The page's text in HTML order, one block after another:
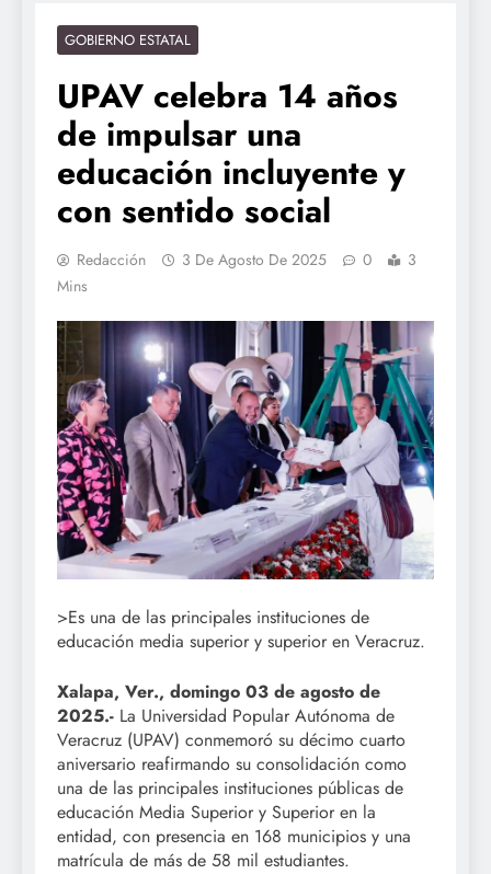
GOBIERNO ESTATAL
UPAV celebra 14 años
de impulsar una
educación incluyente y
con sentido social
Redacción 3 De Agosto De 2025 0
3
Mins
>Es una de las principales instituciones de
educación media superior y superior en Veracruz.
Xalapa, Ver., domingo 03 de agosto de
2025.- La Universidad Popular Autónoma de
Veracruz (UPAV) conmemoró su décimo cuarto
aniversario reafirmando su consolidación como
una de las principales instituciones públicas de
educación Media Superior y Superior en la
entidad, con presencia en 168 municipios y una
matrícula de más de 58 mil estudiantes.